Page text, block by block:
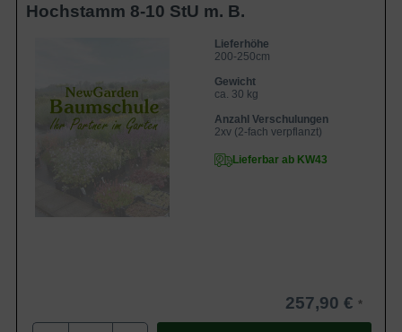
Hochstamm 8-10 StU m. B.
Lieferhöhe
200-250cm
Gewicht
ca. 30 kg
Anzahl Verschulungen
2xv (2-fach verpflanzt)
Lieferbar ab KW43
257,90 €